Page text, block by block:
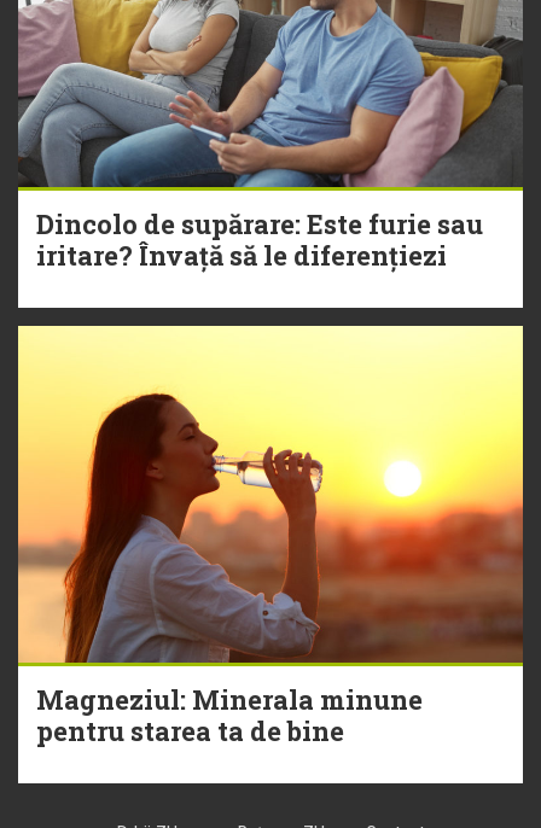
Dincolo de supărare: Este furie sau
iritare? Învață să le diferențiezi
Magneziul: Minerala minune
pentru starea ta de bine